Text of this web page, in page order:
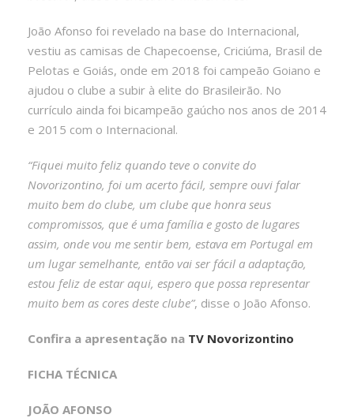
João Afonso foi revelado na base do Internacional,
vestiu as camisas de Chapecoense, Criciúma, Brasil de
Pelotas e Goiás, onde em 2018 foi campeão Goiano e
ajudou o clube a subir à elite do Brasileirão. No
currículo ainda foi bicampeão gaúcho nos anos de 2014
e 2015 com o Internacional.
“Fiquei muito feliz quando teve o convite do
Novorizontino, foi um acerto fácil, sempre ouvi falar
muito bem do clube, um clube que honra seus
compromissos, que é uma família e gosto de lugares
assim, onde vou me sentir bem, estava em Portugal em
um lugar semelhante, então vai ser fácil a adaptação,
estou feliz de estar aqui, espero que possa representar
muito bem as cores deste clube”, disse o João Afonso.
Confira a apresentação na TV Novorizontino
FICHA TÉCNICA
JOÃO AFONSO